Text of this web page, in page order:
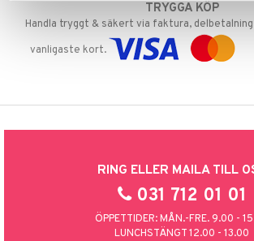
TRYGGA KÖP
Handla tryggt & säkert via faktura,
vanligaste kort.
RING ELLER MAILA TILL
031 712 01 01
ÖPPETTIDER: MÅN.-FRE. 9.00 -
LUNCHSTÄNGT 12.00 - 13.00